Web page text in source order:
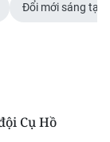
Đổi mới sáng tạo
Cụ Hồ